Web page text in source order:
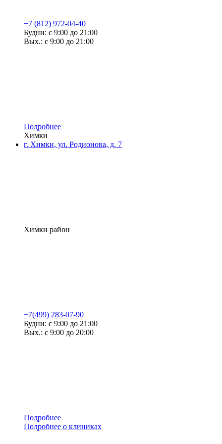
+7 (812) 972-04-40
Будни: с 9:00 до 21:00
Вых.: с 9:00 до 21:00
Подробнее
Химки
г. Химки, ул. Родионова, д. 7
Химки район
+7(499) 283-07-90
Будни: с 9:00 до 21:00
Вых.: с 9:00 до 20:00
Подробнее
Подробнее о клиниках